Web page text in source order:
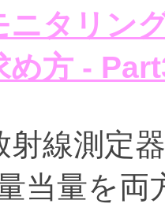
ニタリン
め方 -
射線測定
当量を